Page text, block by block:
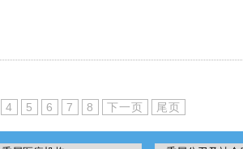
4 5 6 7 8 下一页 尾页